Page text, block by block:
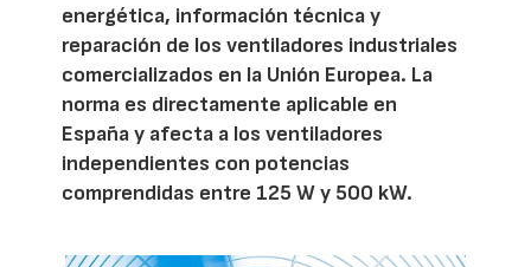
energética, información técnica y
reparación de los ventiladores industriales
comercializados en la Unión Europea. La
norma es directamente aplicable en
España y afecta a los ventiladores
independientes con potencias
comprendidas entre 125 W y 500 kW.